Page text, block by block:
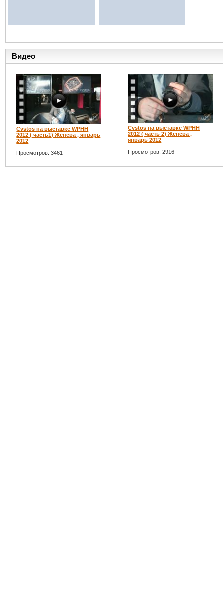
Видео
Cvstos на выставке WPHH
2012 ( часть1) Женева , январь
2012
Просмотров: 3461
Cvstos на выставке WPHH
2012 ( часть 2) Женева ,
январь 2012
Просмотров: 2916